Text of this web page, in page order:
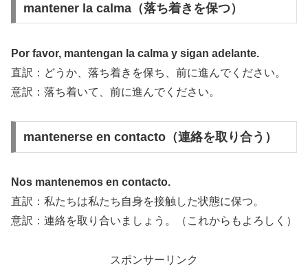
mantener la calma（落ち着きを保つ）
Por favor, mantengan la calma y sigan adelante.
直訳：どうか、落ち着きを保ち、前に進んでください。
意訳：落ち着いて、前に進んでください。
mantenerse en contacto（連絡を取り合う）
Nos mantenemos en contacto.
直訳：私たちは私たち自身を接触した状態に保つ。
意訳：連絡を取り合いましょう。（これからもよろしく）
スポンサーリンク